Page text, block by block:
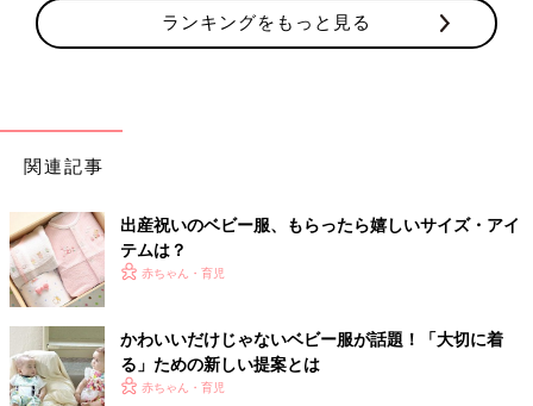
碕家さん。Haruulalaのベビー服は、ボタンの掛け違えに配慮し
た工夫がしてあったり、お名前タグにはおさがりを見越して３回
記念日やおめかししたい時にもぴったり☆
ランキングをもっと見る
関連記事
出産祝いのベビー服、もらったら嬉しいサイズ・アイ
テムは？
赤ちゃん・育児
かわいいだけじゃないベビー服が話題！「大切に着
る」ための新しい提案とは
赤ちゃん・育児